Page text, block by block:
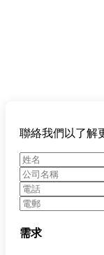
聯絡我們以了解
需求